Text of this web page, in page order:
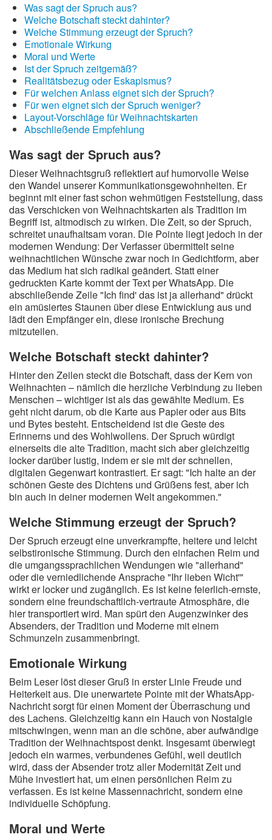
Was sagt der Spruch aus?
Welche Botschaft steckt dahinter?
Welche Stimmung erzeugt der Spruch?
Emotionale Wirkung
Moral und Werte
Ist der Spruch zeitgemäß?
Realitätsbezug oder Eskapismus?
Für welchen Anlass eignet sich der Spruch?
Für wen eignet sich der Spruch weniger?
Layout-Vorschläge für Weihnachtskarten
Abschließende Empfehlung
Was sagt der Spruch aus?
Dieser Weihnachtsgruß reflektiert auf humorvolle Weise
den Wandel unserer Kommunikationsgewohnheiten. Er
beginnt mit einer fast schon wehmütigen Feststellung, dass
das Verschicken von Weihnachtskarten als Tradition im
Begriff ist, altmodisch zu wirken. Die Zeit, so der Spruch,
schreitet unaufhaltsam voran. Die Pointe liegt jedoch in der
modernen Wendung: Der Verfasser übermittelt seine
weihnachtlichen Wünsche zwar noch in Gedichtform, aber
das Medium hat sich radikal geändert. Statt einer
gedruckten Karte kommt der Text per WhatsApp. Die
abschließende Zeile "Ich find' das ist ja allerhand" drückt
ein amüsiertes Staunen über diese Entwicklung aus und
lädt den Empfänger ein, diese ironische Brechung
mitzuteilen.
Welche Botschaft steckt dahinter?
Hinter den Zeilen steckt die Botschaft, dass der Kern von
Weihnachten – nämlich die herzliche Verbindung zu lieben
Menschen – wichtiger ist als das gewählte Medium. Es
geht nicht darum, ob die Karte aus Papier oder aus Bits
und Bytes besteht. Entscheidend ist die Geste des
Erinnerns und des Wohlwollens. Der Spruch würdigt
einerseits die alte Tradition, macht sich aber gleichzeitig
locker darüber lustig, indem er sie mit der schnellen,
digitalen Gegenwart kontrastiert. Er sagt: "Ich halte an der
schönen Geste des Dichtens und Grüßens fest, aber ich
bin auch in deiner modernen Welt angekommen."
Welche Stimmung erzeugt der Spruch?
Der Spruch erzeugt eine unverkrampfte, heitere und leicht
selbstironische Stimmung. Durch den einfachen Reim und
die umgangssprachlichen Wendungen wie "allerhand"
oder die verniedlichende Ansprache "Ihr lieben Wicht'"
wirkt er locker und zugänglich. Es ist keine feierlich-ernste,
sondern eine freundschaftlich-vertraute Atmosphäre, die
hier transportiert wird. Man spürt den Augenzwinker des
Absenders, der Tradition und Moderne mit einem
Schmunzeln zusammenbringt.
Emotionale Wirkung
Beim Leser löst dieser Gruß in erster Linie Freude und
Heiterkeit aus. Die unerwartete Pointe mit der WhatsApp-
Nachricht sorgt für einen Moment der Überraschung und
des Lachens. Gleichzeitig kann ein Hauch von Nostalgie
mitschwingen, wenn man an die schöne, aber aufwändige
Tradition der Weihnachtspost denkt. Insgesamt überwiegt
jedoch ein warmes, verbundenes Gefühl, weil deutlich
wird, dass der Absender trotz aller Modernität Zeit und
Mühe investiert hat, um einen persönlichen Reim zu
verfassen. Es ist keine Massennachricht, sondern eine
individuelle Schöpfung.
Moral und Werte